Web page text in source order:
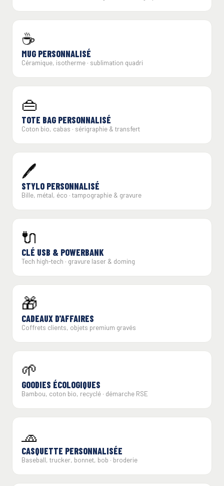
☕
MUG PERSONNALISÉ
Céramique, isotherme · sublimation quadri
👜
TOTE BAG PERSONNALISÉ
Coton bio, cabas · sérigraphie & transfert
🖊️
STYLO PERSONNALISÉ
Bille, métal, éco · tampographie & gravure
🔌
CLÉ USB & POWERBANK
Tech high-tech · gravure laser & doming
🎁
CADEAUX D'AFFAIRES
Coffrets clients, objets premium gravés
🌱
GOODIES ÉCOLOGIQUES
Bambou, coton bio, recyclé · démarche RSE
🧢
CASQUETTE PERSONNALISÉE
Baseball, trucker, bonnet, bob · broderie